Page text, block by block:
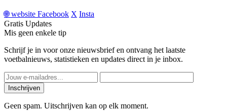
🌐 website Facebook X Insta
Gratis Updates
Mis geen enkele tip
Schrijf je in voor onze nieuwsbrief en ontvang het laatste
voetbalnieuws, statistieken en updates direct in je inbox.
Inschrijven
Geen spam. Uitschrijven kan op elk moment.